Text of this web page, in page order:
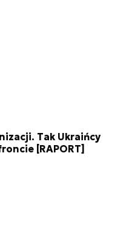
Tak Ukraińcy
[RAPORT]